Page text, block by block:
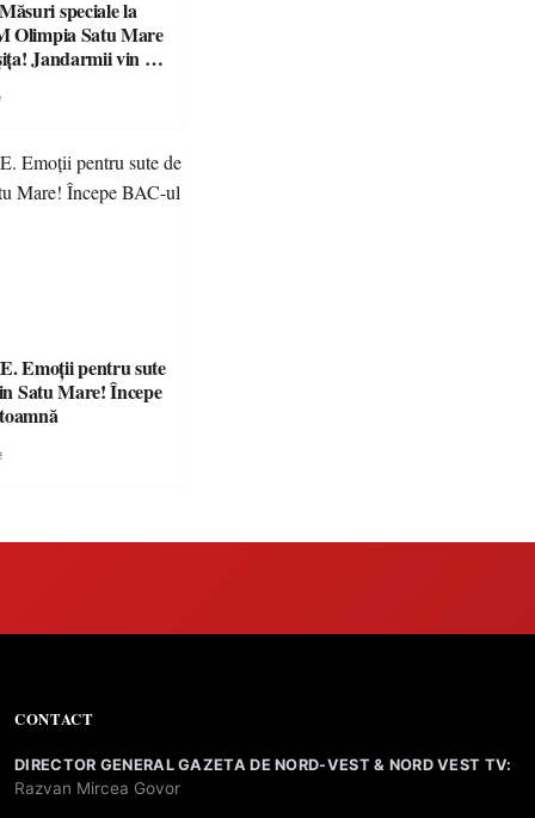
speciale la
Olimpia Satu Mare
Jandarmii vin cu
Emoții pentru sute
Satu Mare! Începe
CONTACT
DIRECTOR GENERAL GAZETA DE NORD-VEST & NORD VEST TV:
Razvan Mircea Govor